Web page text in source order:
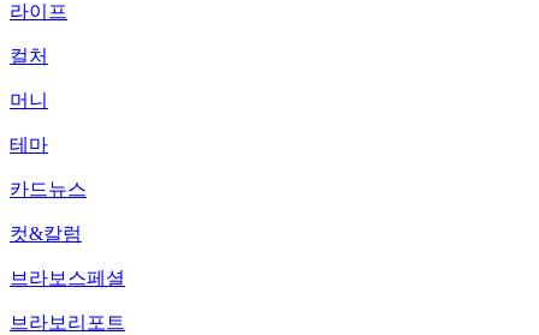
라이프
컬처
머니
테마
카드뉴스
컷&칼럼
브라보스페셜
브라보리포트